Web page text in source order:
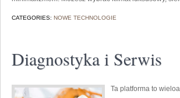
CATEGORIES: NOWE TECHNOLOGIE
Diagnostyka i Serwis
Ta platforma to